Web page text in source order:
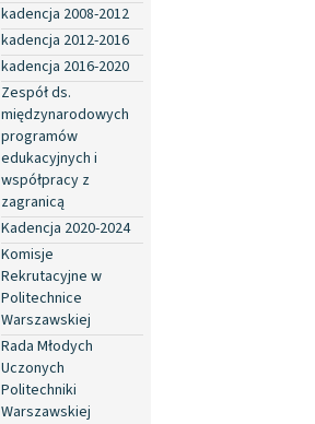
kadencja 2008-2012
kadencja 2012-2016
kadencja 2016-2020
Zespół ds.
międzynarodowych
programów
edukacyjnych i
współpracy z
zagranicą
Kadencja 2020-2024
Komisje
Rekrutacyjne w
Politechnice
Warszawskiej
Rada Młodych
Uczonych
Politechniki
Warszawskiej